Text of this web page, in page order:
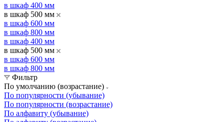
в шкаф 400 мм
в шкаф 500 мм
в шкаф 600 мм
в шкаф 800 мм
в шкаф 400 мм
в шкаф 500 мм
в шкаф 600 мм
в шкаф 800 мм
Фильтр
По умолчанию (возрастание)
По популярности (убывание)
По популярности (возрастание)
По алфавиту (убывание)